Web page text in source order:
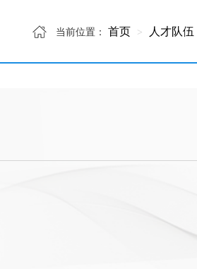
当前位置： 首页 人才队伍